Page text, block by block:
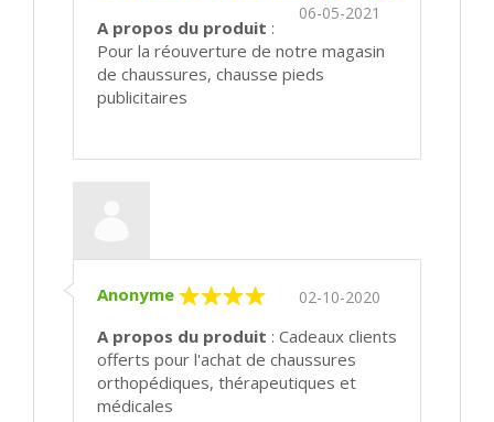
06-05-2021
A propos du produit :
Pour la réouverture de notre magasin
de chaussures, chausse pieds
publicitaires
Anonyme 02-10-2020
A propos du produit : Cadeaux clients
offerts pour l'achat de chaussures
orthopédiques, thérapeutiques et
médicales